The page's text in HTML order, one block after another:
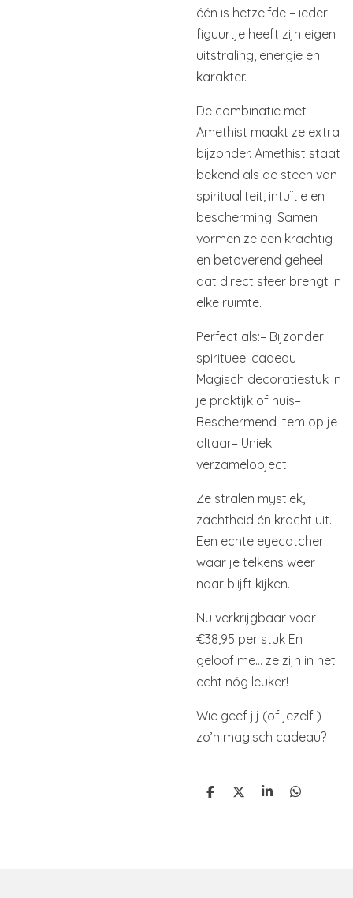
één is hetzelfde – ieder
figuurtje heeft zijn eigen
uitstraling, energie en
karakter.
De combinatie met
Amethist maakt ze extra
bijzonder. Amethist staat
bekend als de steen van
spiritualiteit, intuïtie en
bescherming. Samen
vormen ze een krachtig
en betoverend geheel
dat direct sfeer brengt in
elke ruimte.
Perfect als:– Bijzonder
spiritueel cadeau–
Magisch decoratiestuk in
je praktijk of huis–
Beschermend item op je
altaar– Uniek
verzamelobject
Ze stralen mystiek,
zachtheid én kracht uit.
Een echte eyecatcher
waar je telkens weer
naar blijft kijken.
Nu verkrijgbaar voor
€38,95 per stuk En
geloof me… ze zijn in het
echt nóg leuker!
Wie geef jij (of jezelf )
zo’n magisch cadeau?
D
D
S
D